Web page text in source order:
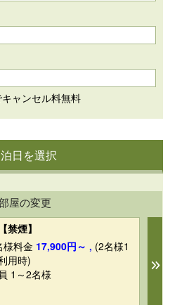
ャンセル料無料
日を選択
屋の変更
禁煙】
様料金 17,900円～ , (2名様1
用時)
1～2名様